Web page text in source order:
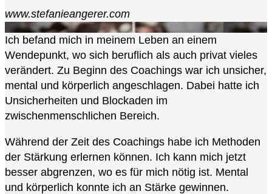
www.stefanieangerer.com
Ich befand mich in meinem Leben an einem
Wendepunkt, wo sich beruflich als auch privat vieles
verändert. Zu Beginn des Coachings war ich unsicher,
mental und körperlich angeschlagen. Dabei hatte ich
Unsicherheiten und Blockaden im
zwischenmenschlichen Bereich.
Während der Zeit des Coachings habe ich Methoden
der Stärkung erlernen können. Ich kann mich jetzt
besser abgrenzen, wo es für mich nötig ist. Mental
und körperlich konnte ich an Stärke gewinnen.